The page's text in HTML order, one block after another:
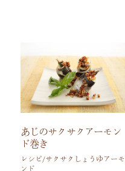
あじのサクサクアーモン
ド巻き
レシピ/サクサクしょうゆアーモ
ンド